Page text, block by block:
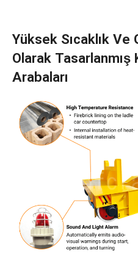
Yüksek Sıcaklık Ve
Olarak
Arabaları